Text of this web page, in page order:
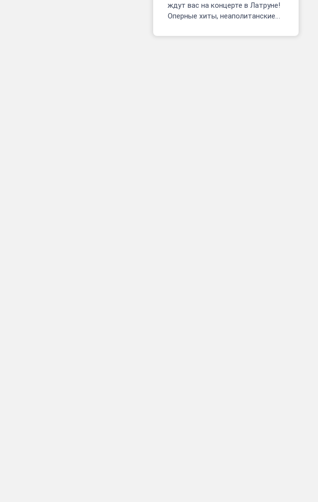
ждут вас на концерте в Латруне!
Оперные хиты, неаполитанские